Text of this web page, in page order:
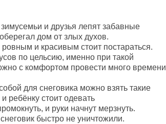
и друзья лепят забавные
дом от злых духов.
и красивым стоит постараться.
по цельсию, именно при такой
с комфортом провести много времени
для снеговика можно взять такие
ребёнку стоит одевать
и руки начнут мерзнуть.
быстро не уничтожили.